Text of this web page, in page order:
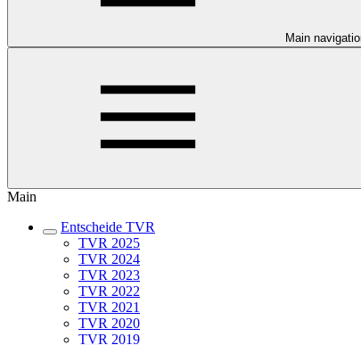
Main
Main
Entscheide TVR
TVR 2025
TVR 2024
TVR 2023
TVR 2022
TVR 2021
TVR 2020
TVR 2019